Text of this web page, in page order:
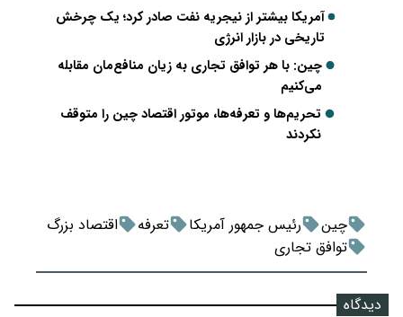
آمریکا بیشتر از نیجریه نفت صادر کرد؛ یک چرخش
تاریخی در بازار انرژی
چین: با هر توافق تجاری به زیان منافع‌مان مقابله
می‌کنیم
تحریم‌ها و تعرفه‌ها، موتور اقتصاد چین را متوقف
نکردند
چین رئیس جمهور آمریکا تعرفه
اقتصاد بزرگ
توافق تجاری
دیدگاه